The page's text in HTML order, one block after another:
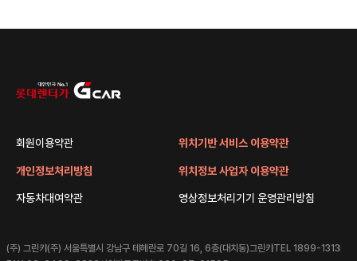
회원이용약관
개인정보처리방침
자동차대여약관
위치기반 서비스 이용약관
위치정보 사업자 이용약관
영상정보처리기기 운영관리방침
(주) 그린카 (주) 서울특별시 강남구 테헤란로 70길 16, 6층(대치동)그린카 TEL 1899-1313